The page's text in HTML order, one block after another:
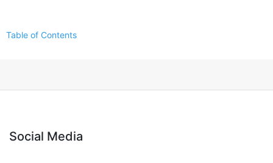
Table of Contents
Social Media